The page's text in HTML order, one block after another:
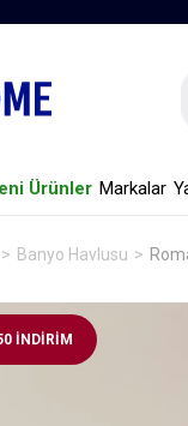
Ürünler Markalar
Banyo Havlusu
İNDİRİM